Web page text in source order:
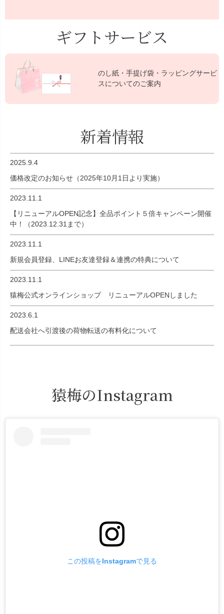
ギフトサービス
のし紙・手提げ袋・ラッピングサービ
スについてのご案内
新着情報
2025.9.4
価格改定のお知らせ（2025年10月1日より実施）
2023.11.1
【リニューアルOPEN記念】全品ポイント５倍キャンペーン開催
中！（2023.12.31まで）
2023.11.1
新規会員登録、LINEお友達登録＆連携の特典について
2023.11.1
猿梅公式オンラインショップ リニューアルOPENしました
2023.6.1
配送会社へ引渡後の荷物転送の有料化について
猿梅のInstagram
この投稿をInstagramで見る